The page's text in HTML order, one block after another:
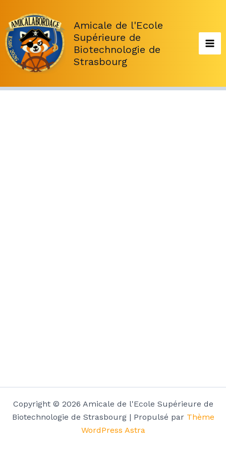
contenu
Amicale de l'Ecole
Supérieure de
Biotechnologie de
Strasbourg
Copyright © 2026 Amicale de l'Ecole Supérieure de
Biotechnologie de Strasbourg | Propulsé par Thème
WordPress Astra